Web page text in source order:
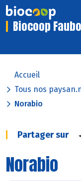
Biocoop
Accueil
Tous nos
Norabio
Partager sur
Norabio